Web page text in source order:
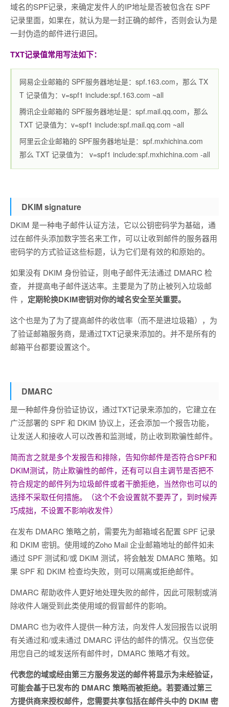
域名的SPF记录，来确定发件人的IP地址是否被包含在 SPF
记录里面，如果在，就认为是一封正确的邮件，否则会认为是
一封伪造的邮件进行退回。
TXT记录值常用写法如下：
网易企业邮箱的 SPF服务器地址是：spf.163.com，那么 TX
T 记录值为：v=spf1 include:spf.163.com ~all
腾讯企业邮箱的 SPF服务器地址是：spf.mail.qq.com，那么
TXT 记录值为：v=spf1 include:spf.mail.qq.com ~all
阿里云企业邮箱的 SPF服务器地址是：spf.mxhichina.com
那么 TXT 记录值为： v=spf1 include:spf.mxhichina.com -all
DKIM signature
DKIM 是一种电子邮件认证方法，它以公钥密码学为基础，通
过在邮件头添加数字签名来工作，可以让收到邮件的服务器用
密码学的方式验证这些标题，认为它们是有效的和原始的。
如果没有 DKIM 身份验证，则电子邮件无法通过 DMARC 检
查， 并提高电子邮件送达率。主要是为了防止被列入垃圾邮
件 ， 定期轮换DKIM密钥对你的域名安全至关重要。
这个也是为了为了提高邮件的收信率（而不是进垃圾箱），为
了验证邮箱服务商，是通过TXT记录来添加的。并不是所有的
邮箱平台都要设置这个。
DMARC
是一种邮件身份验证协议，通过TXT记录来添加的，它建立在
广泛部署的 SPF 和 DKIM 协议上，还会添加一个报告功能，
让发送人和接收人可以改善和监测域，防止收到欺骗性邮件。
简而言之就是多个发报告和排除，告知你邮件是否符合SPF和
DKIM测试，防止欺骗性的邮件，还有可以自主调节是否把不
符合规定的邮件列为垃圾邮件或者干脆拒绝，当然你也可以的
选择不采取任何措施。
（这个不会设置就不要弄了，到时候弄
巧成拙，不设置不影响收发件）
在发布 DMARC 策略之前，需要先为邮箱域名配置 SPF 记录
和 DKIM 密钥。使用域的Zoho Mail 企业邮箱地址的邮件如未
通过 SPF 测试和/或 DKIM 测试，将会触发 DMARC 策略。如
果 SPF 和 DKIM 检查均失败，则可以隔离或拒绝邮件。
DMARC 帮助收件人更好地处理失败的邮件，因此可限制或消
除收件人端受到此类使用域的假冒邮件的影响。
DMARC 也为收件人提供一种方法，向发件人发回报告以说明
有关通过和/或未通过 DMARC 评估的邮件的情况。仅当您使
用您自己的域发送所有邮件时，DMARC 策略才有效。
代表您的域或经由第三方服务发送的邮件将显示为未经验证，
可能会基于已发布的 DMARC 策略而被拒绝。若要通过第三
方提供商来授权邮件，您需要共享包括在邮件头中的 DKIM 密